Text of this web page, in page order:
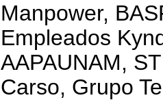
Manpower,
Empleados
AAPAUNAM,
Carso, Grupo